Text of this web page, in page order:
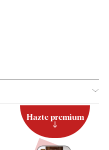
Hazte premium